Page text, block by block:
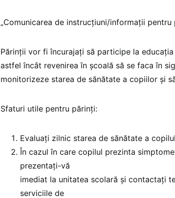
„Comunicarea de instrucţiuni/informaţii pentru
Părinţii vor fi încurajaţi să participe la
astfel încât revenirea în şcoală să se faca în
monitorizeze starea de sănătate a copiilor şi
Sfaturi utile pentru părinţi:
Evaluaţi zilnic starea de sănătate a
În cazul în care copilul prezinta
prezentați-vă
imediat la unitatea scolară şi contactaţi
serviciile de